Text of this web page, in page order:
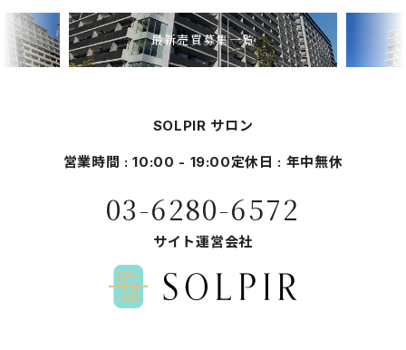
最新売買募集一覧
SOLPIR サロン
営業時間 : 10:00 - 19:00定休日 : 年中無休
03-6280-6572
サイト運営会社